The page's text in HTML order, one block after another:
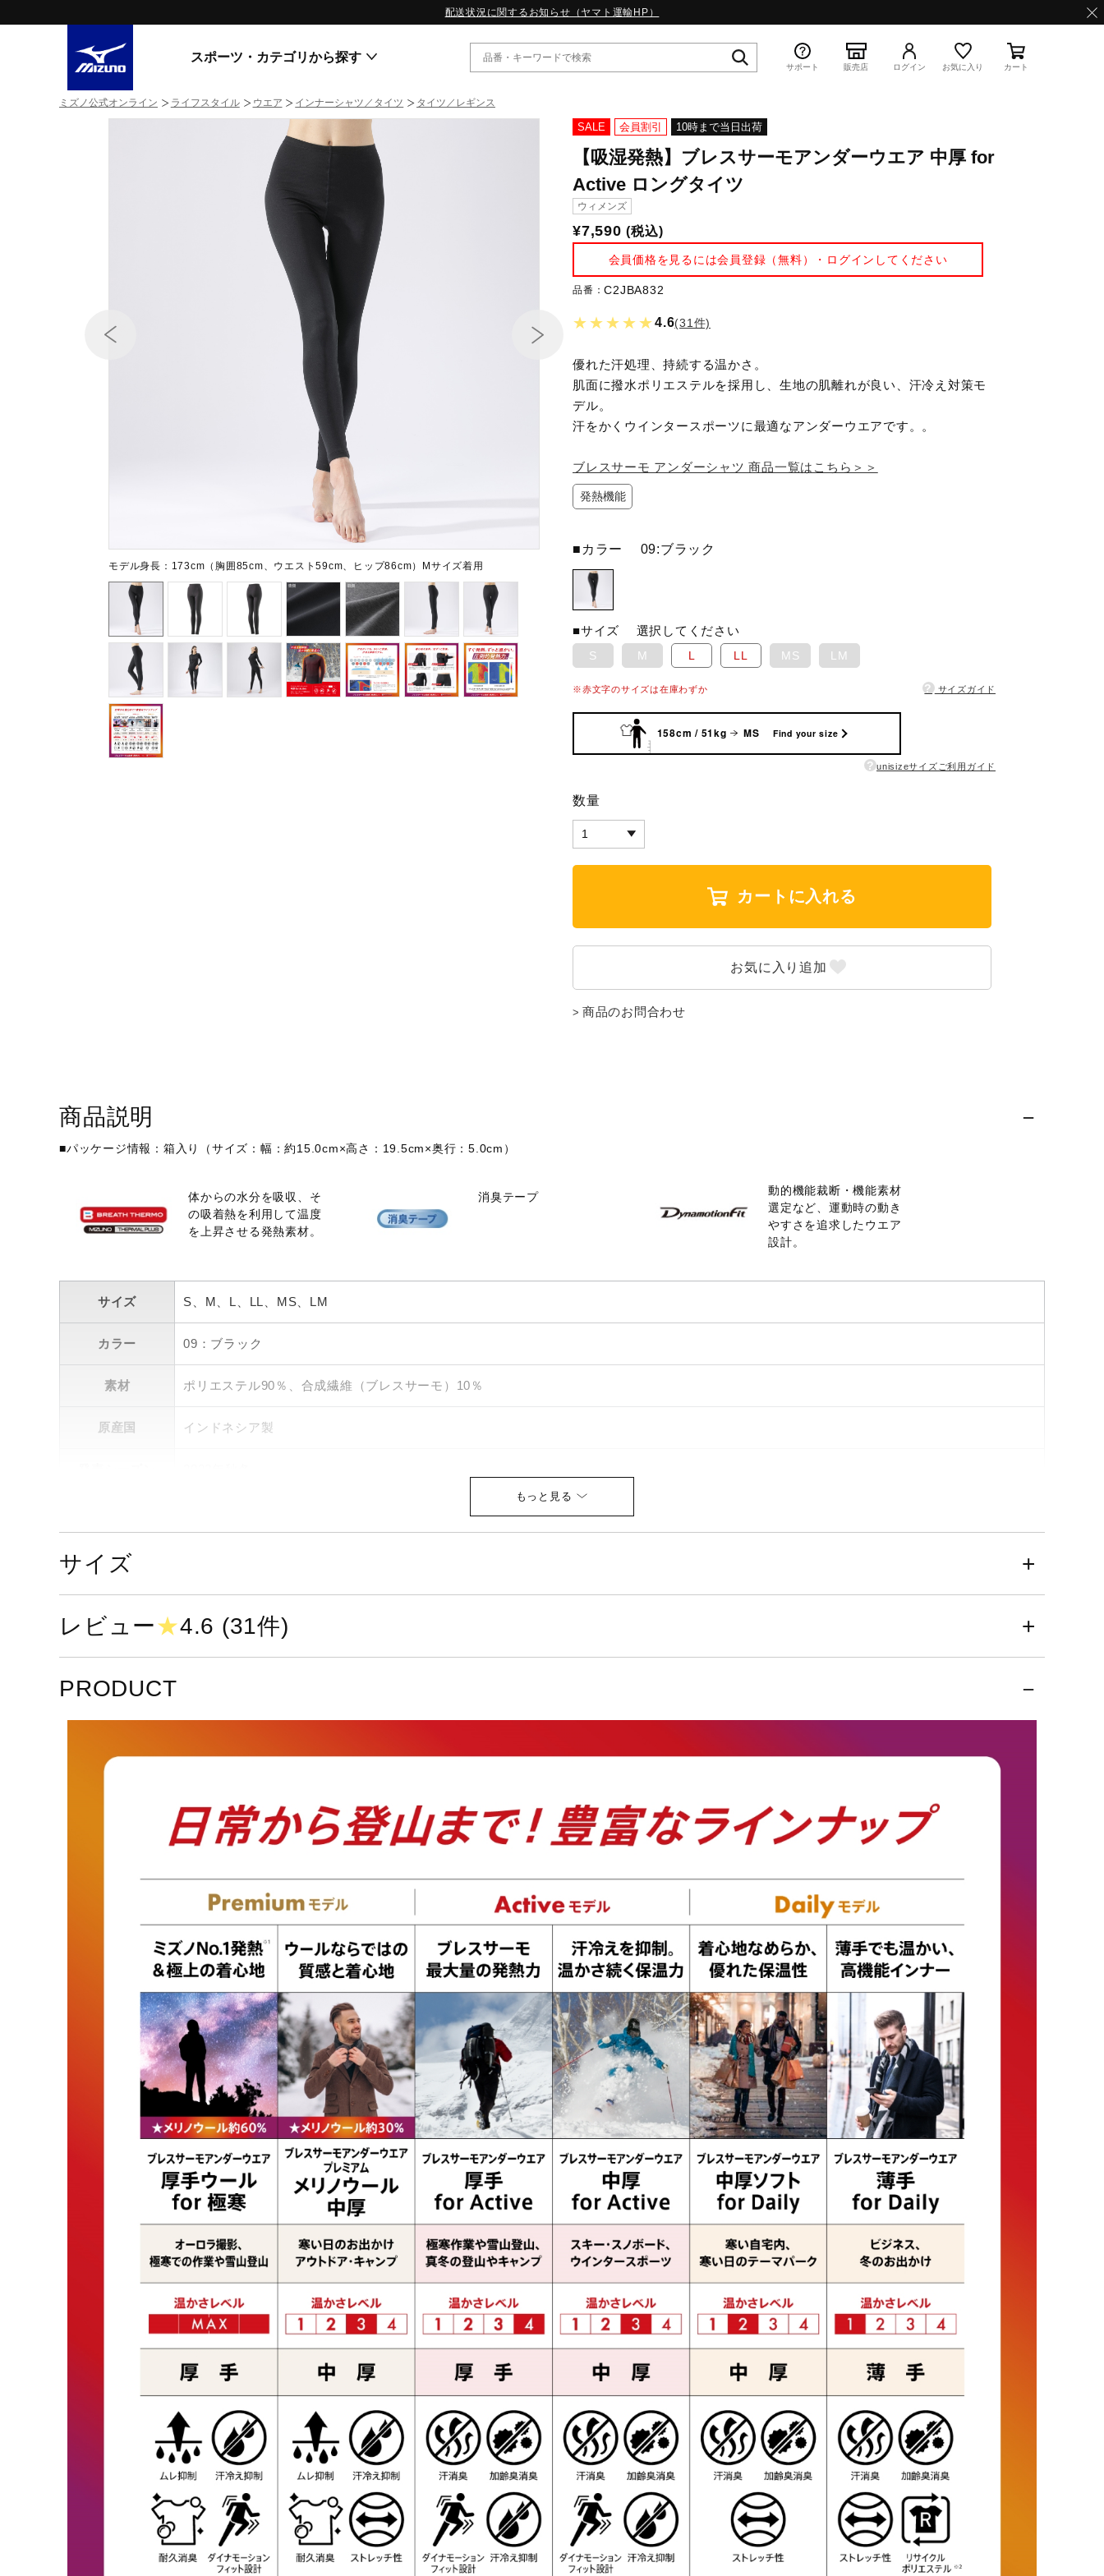
配送状況に関するお知らせ（ヤマト運輸HP）
スポーツ・カテゴリから探す
スニーカー
ウィンタースポーツ
ウォーキングシューズ
ライフスタイルグッズ
寝具／ミズノスリープ
アウトドア／レイン
スニーカー
すべてのシリーズ
WAVE PROPHECY
MORELIA LS
WAVE RIDER
ゴアテックス
コラボレーション
スニーカー商品をすべて見る
サポート 販売店 ログイン お気に入り カート
ミズノ公式オンライン ライフスタイル ウエア インナーシャツ／タイツ タイツ／レギンス
SALE 会員割引 10時まで当日出荷
【吸湿発熱】ブレスサーモアンダーウエア 中厚 for
Active ロングタイツ
ウィメンズ
モデル身長：173cm（胸囲85cm、ウエスト59cm、ヒップ86cm）Mサイズ着用
¥7,590 (税込)
会員価格を見るには会員登録（無料）・ログインしてください
品番：C2JBA832
★★★★★4.6(31件)
優れた汗処理、持続する温かさ。
肌面に撥水ポリエステルを採用し、生地の肌離れが良い、汗冷え対策モ
デル。
汗をかくウインタースポーツに最適なアンダーウエアです。。
ブレスサーモ アンダーシャツ 商品一覧はこちら＞＞
発熱機能
■カラー 09:ブラック
■サイズ 選択してください
S M L LL MS LM
※赤文字のサイズは在庫わずか ? サイズガイド
158cm / 51kg MS Find your size
? unisizeサイズご利用ガイド
数量
カートに入れる
商品のお問合わせ
商品説明
■パッケージ情報：箱入り（サイズ：幅：約15.0cm×高さ：19.5cm×奥行：5.0cm）
体からの水分を吸収、そ
の吸着熱を利用して温度
を上昇させる発熱素材。
消臭テープ
動的機能裁断・機能素材
選定など、運動時の動き
やすさを追求したウエア
設計。
サイズ S、M、L、LL、MS、LM
カラー 09：ブラック
素材 ポリエステル90％、合成繊維（ブレスサーモ）10％
原産国 インドネシア製
サイズ
レビュー★4.6 (31件)
PRODUCT